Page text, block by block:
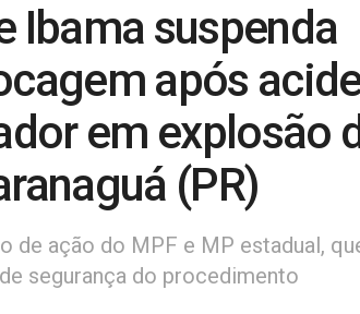
Ibama suspenda
após
em explosão
(PR)
de ação do MPF e MP estadual,
segurança do procedimento